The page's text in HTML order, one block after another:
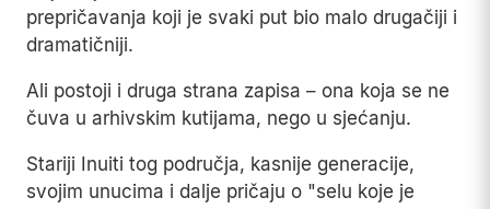
prepričavanja koji je svaki put bio malo drugačiji i
dramatičniji.
Ali postoji i druga strana zapisa – ona koja se ne
čuva u arhivskim kutijama, nego u sjećanju.
Stariji Inuiti tog područja, kasnije generacije,
svojim unucima i dalje pričaju o "selu koje je